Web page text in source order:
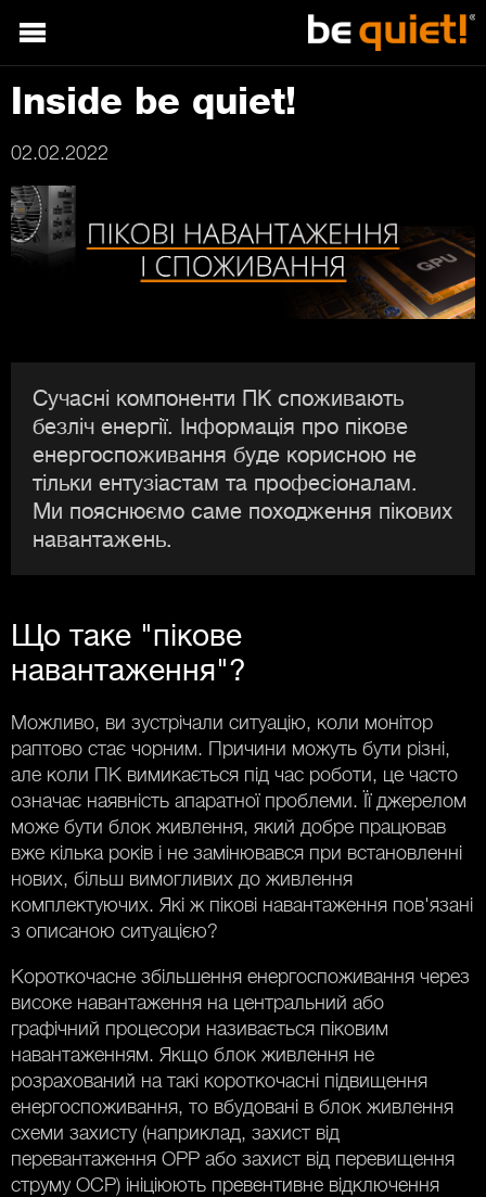
Inside be quiet!
02.02.2022
Сучасні компоненти ПК споживають
безліч енергії. Інформація про пікове
енергоспоживання буде корисною не
тільки ентузіастам та професіоналам.
Ми пояснюємо саме походження пікових
навантажень.
Що таке "пікове
навантаження"?
Можливо, ви зустрічали ситуацію, коли монітор
раптово стає чорним. Причини можуть бути різні,
але коли ПК вимикається під час роботи, це часто
означає наявність апаратної проблеми. Її джерелом
може бути блок живлення, який добре працював
вже кілька років і не замінювався при встановленні
нових, більш вимогливих до живлення
комплектуючих. Які ж пікові навантаження пов'язані
з описаною ситуацією?
Короткочасне збільшення енергоспоживання через
високе навантаження на центральний або
графічний процесори називається піковим
навантаженням. Якщо блок живлення не
розрахований на такі короткочасні підвищення
енергоспоживання, то вбудовані в блок живлення
схеми захисту (наприклад, захист від
перевантаження OPP або захист від перевищення
струму OCP) ініціюють превентивне відключення